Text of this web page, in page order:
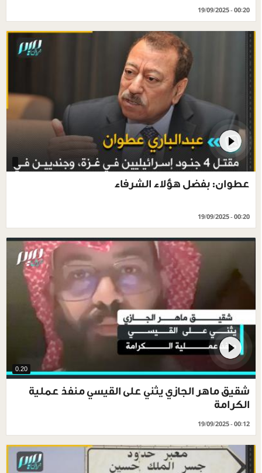
19/09/2025 - 00:20
عطوان: بفضل هؤلاء الشرفاء
19/09/2025 - 00:20
0.20
شقيق ماهر الجازي يثني على القيسي منفذ عملية
الكرامة
19/09/2025 - 00:12